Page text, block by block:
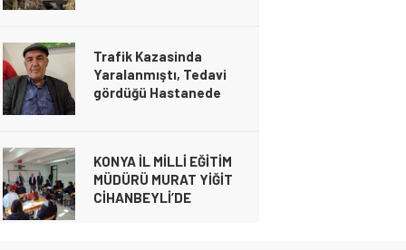
Gündem 20 Kasım 2024 21:49
KULU’DA HAFİF TİCARİ ARAÇ TAKLA
YARALI
Yaralanmıştı, Tedavi
gördüğü Hastanede
Hayatını Kaybetti
KONYA İL MİLLİ EĞİTİM
MÜDÜRÜ MURAT YİĞİT
CİHANBEYLİ’DE